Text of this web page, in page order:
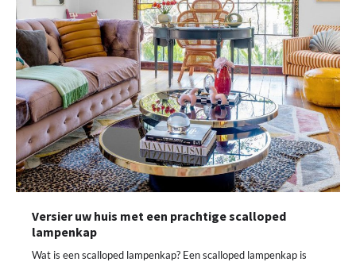
Versier uw huis met een prachtige scalloped
lampenkap
Wat is een scalloped lampenkap? Een scalloped lampenkap is